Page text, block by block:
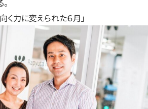
く力に変えられた６月」